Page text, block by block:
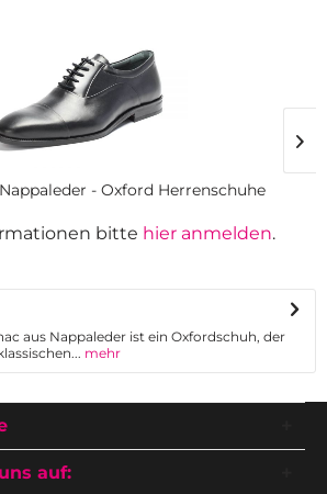
- Oxford Herrenschuhe
bitte hier anmelden.
aus Nappaleder ist ein Oxfordschuh, der
mehr
auf: